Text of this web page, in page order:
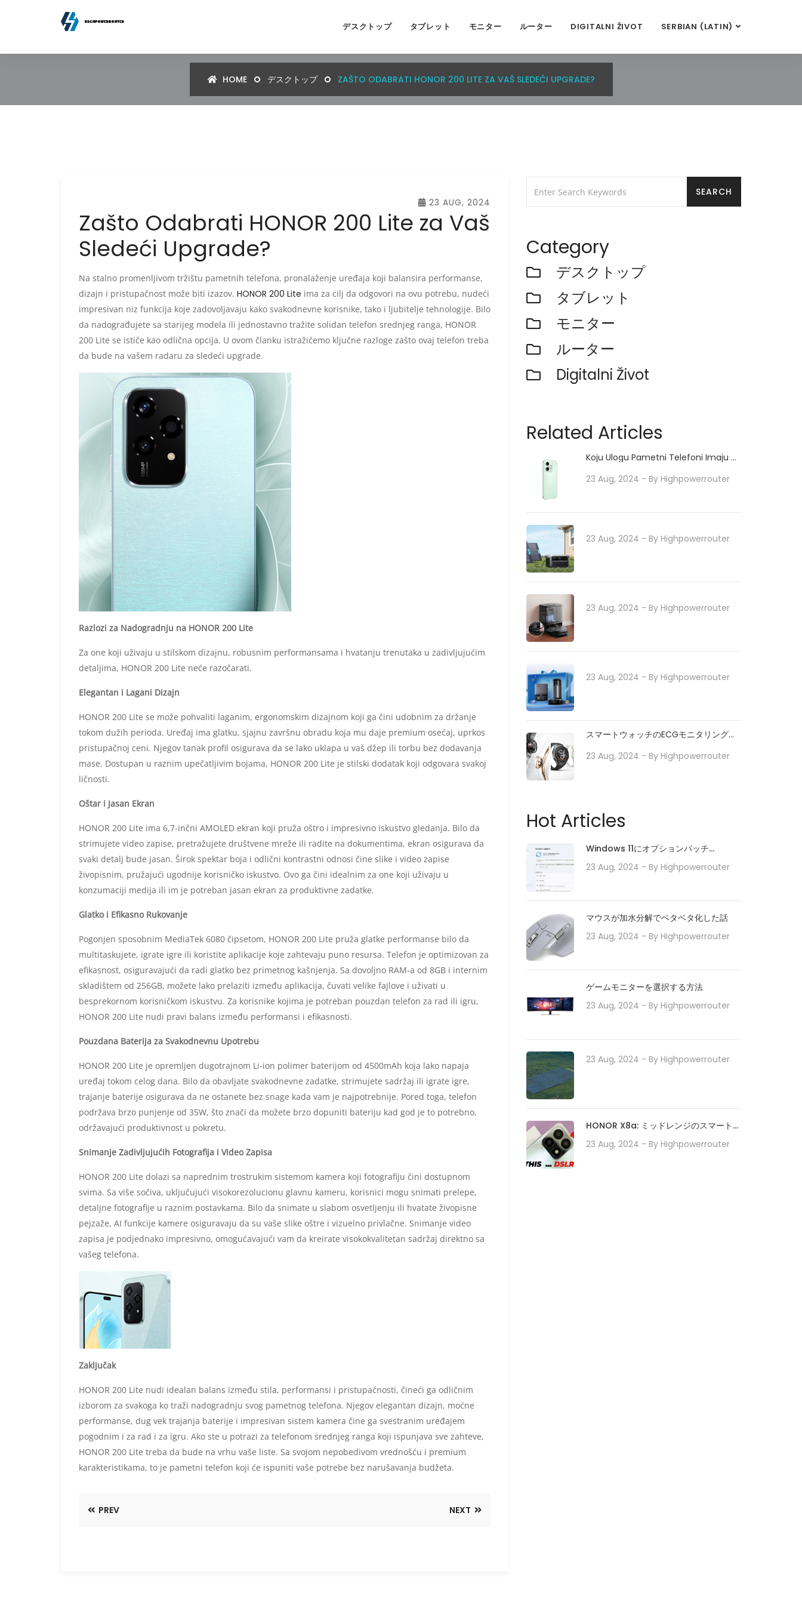
デスクトップ タブレット モニター ルーター DIGITALNI ŽIVOT SERBIAN (LATIN)
HOME デスクトップ ZAŠTO ODABRATI HONOR 200 LITE ZA VAŠ SLEDEĆI UPGRADE?
23 AUG, 2024
Zašto Odabrati HONOR 200 Lite za Vaš
Sledeći Upgrade?
Na stalno promenljivom tržištu pametnih telefona, pronalaženje uređaja koji balansira performanse,
dizajn i pristupačnost može biti izazov. HONOR 200 Lite ima za cilj da odgovori na ovu potrebu, nudeći
impresivan niz funkcija koje zadovoljavaju kako svakodnevne korisnike, tako i ljubitelje tehnologije. Bilo
da nadograđujete sa starijeg modela ili jednostavno tražite solidan telefon srednjeg ranga, HONOR
200 Lite se ističe kao odlična opcija. U ovom članku istražićemo ključne razloge zašto ovaj telefon treba
da bude na vašem radaru za sledeći upgrade.
Razlozi za Nadogradnju na HONOR 200 Lite
Za one koji uživaju u stilskom dizajnu, robusnim performansama i hvatanju trenutaka u zadivljujućim
detaljima, HONOR 200 Lite neće razočarati.
Elegantan i Lagani Dizajn
HONOR 200 Lite se može pohvaliti laganim, ergonomskim dizajnom koji ga čini udobnim za držanje
tokom dužih perioda. Uređaj ima glatku, sjajnu završnu obradu koja mu daje premium osećaj, uprkos
pristupačnoj ceni. Njegov tanak profil osigurava da se lako uklapa u vaš džep ili torbu bez dodavanja
mase. Dostupan u raznim upečatljivim bojama, HONOR 200 Lite je stilski dodatak koji odgovara svakoj
ličnosti.
Oštar i Jasan Ekran
HONOR 200 Lite ima 6,7-inčni AMOLED ekran koji pruža oštro i impresivno iskustvo gledanja. Bilo da
strimujete video zapise, pretražujete društvene mreže ili radite na dokumentima, ekran osigurava da
svaki detalj bude jasan. Širok spektar boja i odlični kontrastni odnosi čine slike i video zapise
živopisnim, pružajući ugodnije korisničko iskustvo. Ovo ga čini idealnim za one koji uživaju u
konzumaciji medija ili im je potreban jasan ekran za produktivne zadatke.
Glatko i Efikasno Rukovanje
Pogonjen sposobnim MediaTek 6080 čipsetom, HONOR 200 Lite pruža glatke performanse bilo da
multitaskujete, igrate igre ili koristite aplikacije koje zahtevaju puno resursa. Telefon je optimizovan za
efikasnost, osiguravajući da radi glatko bez primetnog kašnjenja. Sa dovoljno RAM-a od 8GB i internim
skladištem od 256GB, možete lako prelaziti između aplikacija, čuvati velike fajlove i uživati u
besprekornom korisničkom iskustvu. Za korisnike kojima je potreban pouzdan telefon za rad ili igru,
HONOR 200 Lite nudi pravi balans između performansi i efikasnosti.
Pouzdana Baterija za Svakodnevnu Upotrebu
HONOR 200 Lite je opremljen dugotrajnom Li-ion polimer baterijom od 4500mAh koja lako napaja
uređaj tokom celog dana. Bilo da obavljate svakodnevne zadatke, strimujete sadržaj ili igrate igre,
trajanje baterije osigurava da ne ostanete bez snage kada vam je najpotrebnije. Pored toga, telefon
podržava brzo punjenje od 35W, što znači da možete brzo dopuniti bateriju kad god je to potrebno,
održavajući produktivnost u pokretu.
Snimanje Zadivljujućih Fotografija i Video Zapisa
HONOR 200 Lite dolazi sa naprednim trostrukim sistemom kamera koji fotografiju čini dostupnom
svima. Sa više sočiva, uključujući visokorezolucionu glavnu kameru, korisnici mogu snimati prelepe,
detaljne fotografije u raznim postavkama. Bilo da snimate u slabom osvetljenju ili hvatate živopisne
pejzaže, AI funkcije kamere osiguravaju da su vaše slike oštre i vizuelno privlačne. Snimanje video
zapisa je podjednako impresivno, omogućavajući vam da kreirate visokokvalitetan sadržaj direktno sa
vašeg telefona.
Zaključak
HONOR 200 Lite nudi idealan balans između stila, performansi i pristupačnosti, čineći ga odličnim
izborom za svakoga ko traži nadogradnju svog pametnog telefona. Njegov elegantan dizajn, moćne
performanse, dug vek trajanja baterije i impresivan sistem kamera čine ga svestranim uređajem
pogodnim i za rad i za igru. Ako ste u potrazi za telefonom srednjeg ranga koji ispunjava sve zahteve,
HONOR 200 Lite treba da bude na vrhu vaše liste. Sa svojom nepobedivom vrednošću i premium
karakteristikama, to je pametni telefon koji će ispuniti vaše potrebe bez narušavanja budžeta.
PREV NEXT
Category
デスクトップ
タブレット
モニター
ルーター
Digitalni Život
Related Articles
Koju Ulogu Pametni Telefoni Imaju U
23 Aug, 2024 - By Highpowerrouter
23 Aug, 2024 - By Highpowerrouter
23 Aug, 2024 - By Highpowerrouter
23 Aug, 2024 - By Highpowerrouter
スマートウォッチのECGモニタリングで
23 Aug, 2024 - By Highpowerrouter
Hot Articles
Windows 11にオプションパッチ
「KB5010414」が配信開始。タスクバー
23 Aug, 2024 - By Highpowerrouter
マウスが加水分解でベタベタ化した話
23 Aug, 2024 - By Highpowerrouter
ゲームモニターを選択する方法
23 Aug, 2024 - By Highpowerrouter
23 Aug, 2024 - By Highpowerrouter
HONOR X8a: ミッドレンジのスマートフ
ォンが 100MP カメラ システムでカメラ
23 Aug, 2024 - By Highpowerrouter